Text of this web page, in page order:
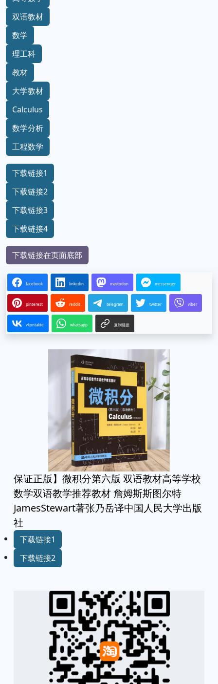
双语教材
数学
理工科
教材
大学教材
Calculus
数学分析
工程数学
下载链接1
下载链接2
下载链接3
下载链接4
下载链接在页面底部
facebook linkedin mastodon messenger
pinterest reddit telegram twitter viber
vkontakte whatsapp 复制链接
保证正版】微积分第六版 双语教材高等学校
数学双语教学推荐教材 詹姆斯斯图尔特
JamesStewart著张乃岳译中国人民大学出版
社
下载链接1
下载链接2